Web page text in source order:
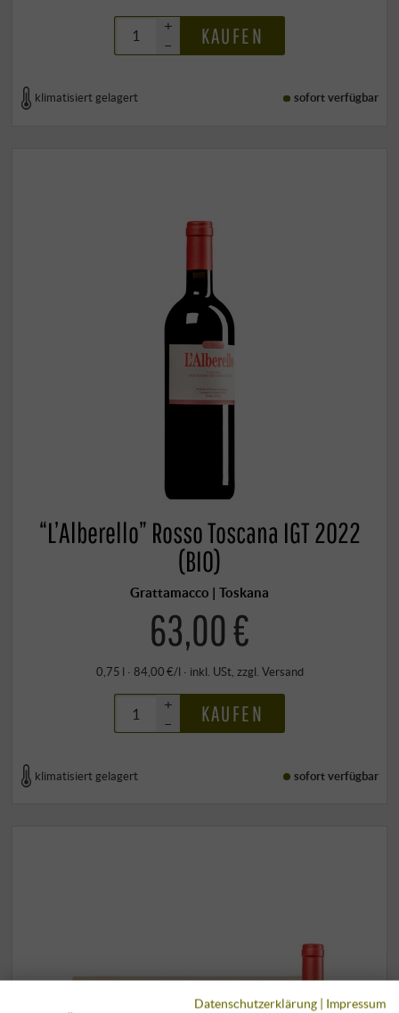
+
–
KAUFEN
klimatisiert gelagert sofort verfügbar
“L’Alberello” Rosso Toscana IGT 2022
(BIO)
Grattamacco | Toskana
63,00 €
0,75 l · 84,00 €/l · inkl. USt, zzgl. Versand
+
–
KAUFEN
klimatisiert gelagert sofort verfügbar
Datenschutzerklärung | Impressum